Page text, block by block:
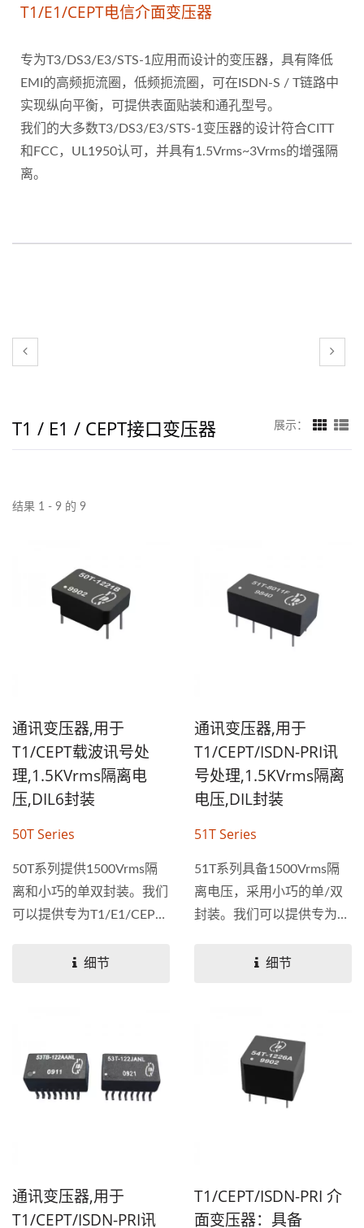
T1/E1/CEPT电信介面变压器
专为T3/DS3/E3/STS-1应用而设计的变压器，具有降低
EMI的高频扼流圈，低频扼流圈，可在ISDN-S / T链路中
实现纵向平衡，可提供表面贴装和通孔型号。
我们的大多数T3/DS3/E3/STS-1变压器的设计符合CITT
和FCC，UL1950认可，并具有1.5Vrms~3Vrms的增强隔
离。
T1 / E1 / CEPT接口变压器 展示：
结果 1 - 9 的 9
通讯变压器,用于
T1/CEPT载波讯号处
理,1.5KVrms隔离电
压,DIL6封装
50T Series
50T系列提供1500Vrms隔
离和小巧​​的单双封装。我们
可以提供专为T1/E1/CEPT
系列产品具有UL...
细节
通讯变压器,用于
T1/CEPT/ISDN-PRI讯
号处理,1.5KVrms隔离
电压,DIL封装
51T Series
51T系列具备1500Vrms隔
离电压，采用小巧的单/双
封装。我们可以提供专为
变压器，该系列具有UL...
细节
通讯变压器,用于
T1/CEPT/ISDN-PRI讯
T1/CEPT/ISDN-PRI 介
面变压器：具备